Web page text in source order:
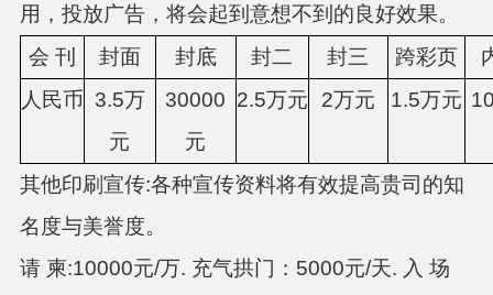
用，投放广告，将会起到意想不到的良好效果。
会 刊
封面 封底 封二 封三 跨彩页
人民币 3.5万
元
30000
元
2.5万元 2万元 1.5万元
其他印刷宣传:各种宣传资料将有效提高贵司的知
名度与美誉度。
请 柬:10000元/万. 充气拱门：5000元/天. 入 场